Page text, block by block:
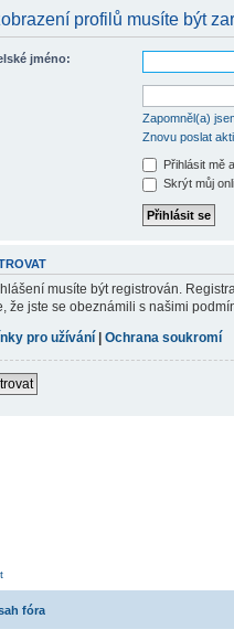
profilů musíte být
jméno:
Zapomněl(a)
Znovu poslat
Přihlásit mě
Skrýt můj
musíte být registrován.
že jste se obeznámili s našimi
pro užívání
Ochrana soukromí
fóra